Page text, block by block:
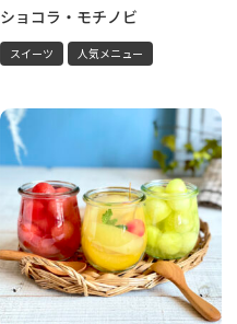
ショコラ・モチノビ
スイーツ 人気メニュー